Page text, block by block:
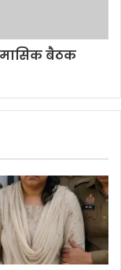
मासिक बैठक